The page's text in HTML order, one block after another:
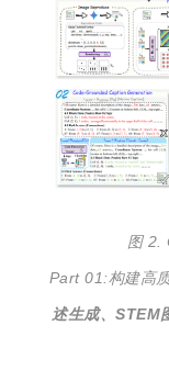
图 2.
Part 01:构建高
述生成、